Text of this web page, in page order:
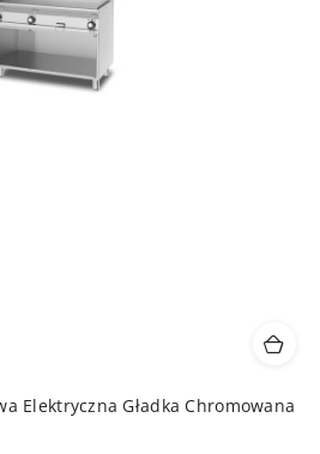
Elektryczna Gładka Chromowana